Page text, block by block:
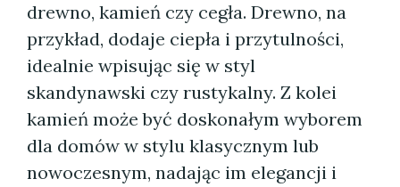
drewno, kamień czy cegła. Drewno, na
przykład, dodaje ciepła i przytulności,
idealnie wpisując się w styl
skandynawski czy rustykalny. Z kolei
kamień może być doskonałym wyborem
dla domów w stylu klasycznym lub
nowoczesnym, nadając im elegancji i